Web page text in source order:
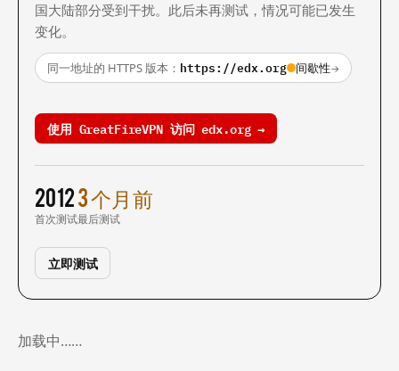
国大陆部分受到干扰。此后未再测试，情况可能已发生
变化。
同一地址的 HTTPS 版本： https://edx.org 间歇性→
使用 GreatFireVPN 访问 edx.org →
2012
首次测试
3 个月前
最后测试
立即测试
加载中……